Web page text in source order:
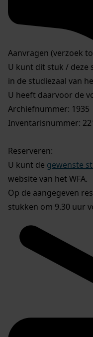
Aanvragen (verzoek
U kunt dit stuk / deze
in de studiezaal van
U heeft daarvoor de
Archiefnummer: 1935
Inventarisnummer:
Reserveren:
U kunt de gewenste
website van het WFA.
Op de aangegeven
stukken om 9.30 uur